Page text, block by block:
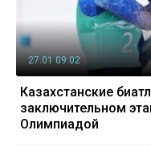
27.01 09:02
Казахстанские
заключительном
Олимпиадой